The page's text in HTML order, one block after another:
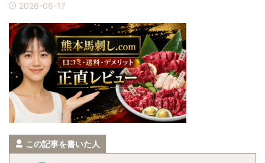
2026-06-17
この記事を書いた人